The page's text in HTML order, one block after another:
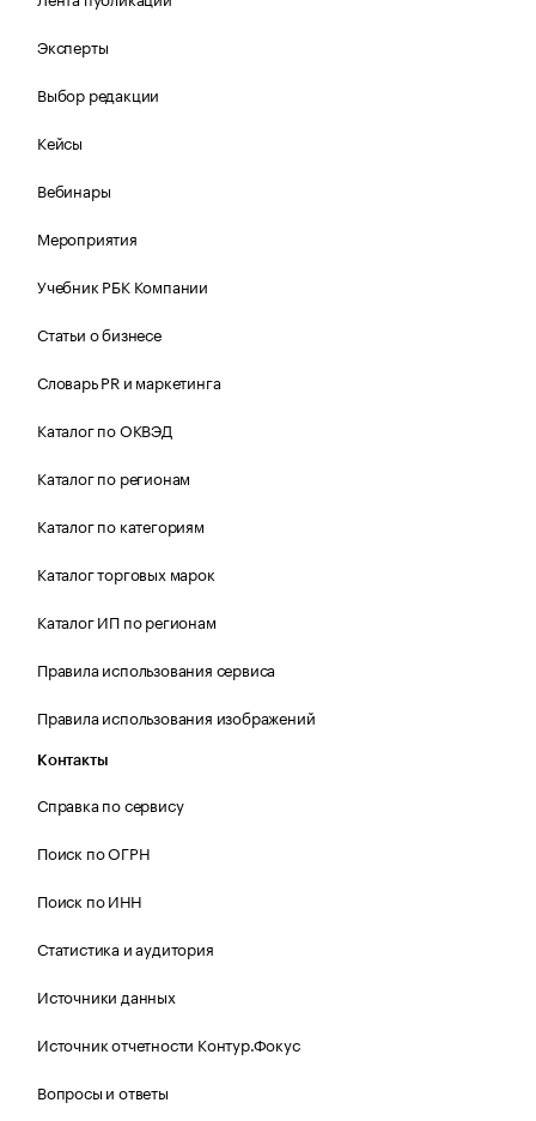
Эксперты
Выбор редакции
Кейсы
Вебинары
Мероприятия
Учебник РБК Компании
Статьи о бизнесе
Словарь PR и маркетинга
Каталог по ОКВЭД
Каталог по регионам
Каталог по категориям
Каталог торговых марок
Каталог ИП по регионам
Правила использования сервиса
Правила использования изображений
Контакты
Справка по сервису
Поиск по ОГРН
Поиск по ИНН
Статистика и аудитория
Источники данных
Источник отчетности Контур.Фокус
Вопросы и ответы